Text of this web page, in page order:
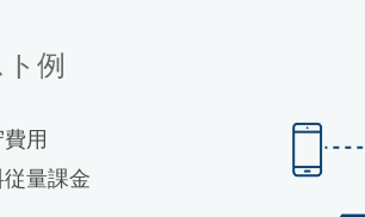
例
用
量課金